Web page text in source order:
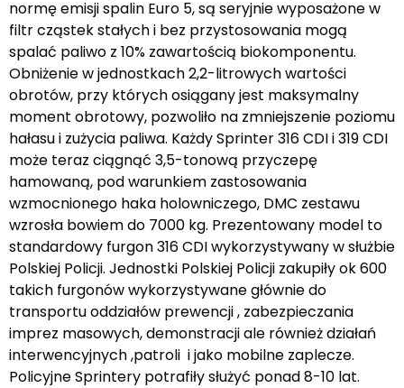
normę emisji spalin Euro 5, są seryjnie wyposażone w
filtr cząstek stałych i bez przystosowania mogą
spalać paliwo z 10% zawartością biokomponentu.
Obniżenie w jednostkach 2,2-litrowych wartości
obrotów, przy których osiągany jest maksymalny
moment obrotowy, pozwoliło na zmniejszenie poziomu
hałasu i zużycia paliwa. Każdy Sprinter 316 CDI i 319 CDI
może teraz ciągnąć 3,5-tonową przyczepę
hamowaną, pod warunkiem zastosowania
wzmocnionego haka holowniczego, DMC zestawu
wzrosła bowiem do 7000 kg. Prezentowany model to
standardowy furgon 316 CDI wykorzystywany w służbie
Polskiej Policji. Jednostki Polskiej Policji zakupiły ok 600
takich furgonów wykorzystywane głównie do
transportu oddziałów prewencji , zabezpieczania
imprez masowych, demonstracji ale również działań
interwencyjnych ,patroli i jako mobilne zaplecze.
Policyjne Sprintery potrafiły służyć ponad 8-10 lat.